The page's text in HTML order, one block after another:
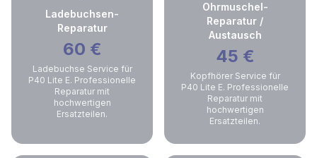
Ladebuchsen-
Reparatur
60 €
Ladebuchse Service für
P40 Lite E. Professionelle
Reparatur mit
hochwertigen
Ersatzteilen.
Ohrmuschel-
Reparatur /
Austausch
45 €
Kopfhörer Service für
P40 Lite E. Professionelle
Reparatur mit
hochwertigen
Ersatzteilen.